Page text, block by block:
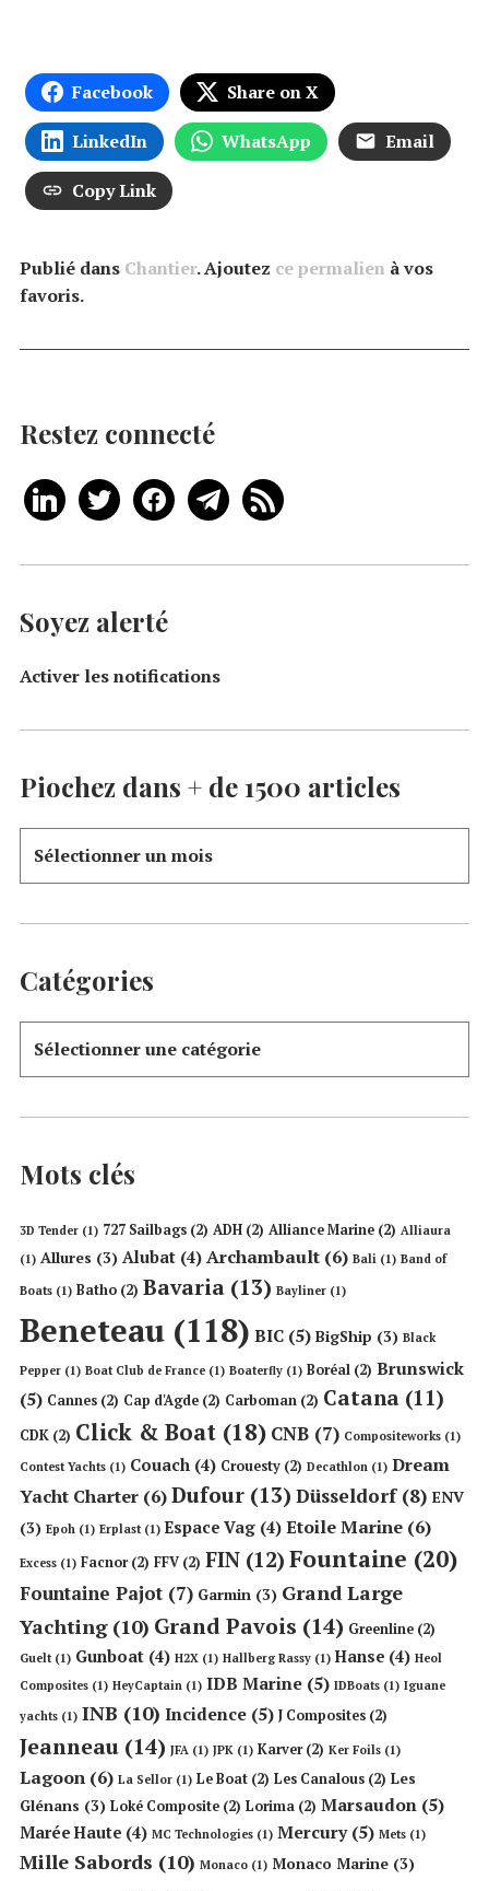
Facebook Share on X
LinkedIn WhatsApp Email
Copy Link
Publié dans Chantier. Ajoutez ce permalien à vos
favoris.
Restez connecté
Soyez alerté
Activer les notifications
Piochez dans + de 1500 articles
Catégories
Mots clés
3D Tender (1) 727 Sailbags (2) ADH (2) Alliance Marine (2) Alliaura
(1) Allures (3) Alubat (4) Archambault (6) Bali (1) Band of
Boats (1) Batho (2) Bavaria (13) Bayliner (1)
Beneteau (118) BIC (5) BigShip (3) Black
Pepper (1) Boat Club de France (1) Boaterfly (1) Boréal (2) Brunswick
(5) Cannes (2) Cap d'Agde (2) Carboman (2) Catana (11)
CDK (2) Click & Boat (18) CNB (7) Compositeworks (1)
Contest Yachts (1) Couach (4) Crouesty (2) Decathlon (1) Dream
Yacht Charter (6)Dufour (13) Düsseldorf(8) ENV
(3) Epoh (1) Erplast (1) Espace Vag (4) Etoile Marine (6)
Excess (1) Facnor(2) FFV (2) FIN (12) Fountaine (20)
Fountaine Pajot (7) Garmin (3) Grand Large
Yachting(10) Grand Pavois (14) Greenline (2)
Guelt (1) Gunboat (4) H2X (1) Hallberg Rassy (1) Hanse (4) Heol
Composites (1) HeyCaptain (1) IDB Marine (5) IDBoats (1) Iguane
yachts (1) INB (10) Incidence (5) J Composites (2)
Jeanneau (14) JFA (1) JPK (1) Karver(2) Ker Foils (1)
Lagoon (6) La Sellor (1) Le Boat (2) Les Canalous (2) Les
Glénans (3) Loké Composite (2) Lorima (2) Marsaudon (5)
Marée Haute (4) MC Technologies (1) Mercury(5) Mets (1)
Mille Sabords (10) Monaco (1) Monaco Marine (3)